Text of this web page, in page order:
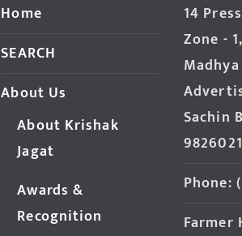
Home
SEARCH
About Us
About Krishak
Jagat
Awards &
Recognition
14
Zone -
Sachin
Phone:
Farmer